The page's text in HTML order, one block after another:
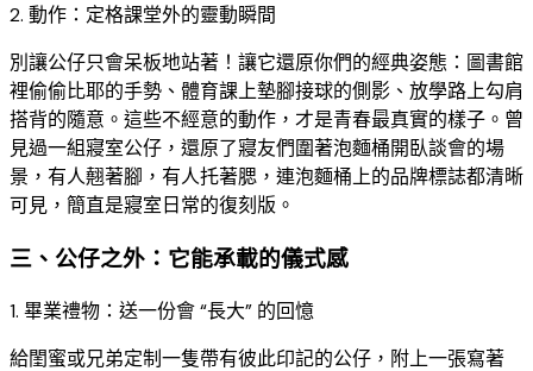
2. 動作：定格課堂外的靈動瞬間​
別讓公仔只會呆板地站著！讓它還原你們的經典姿態：圖書館
裡偷偷比耶的手勢、體育課上墊腳接球的側影、放學路上勾肩
搭背的隨意。這些不經意的動作，才是青春最真實的樣子。曾
見過一組寢室公仔，還原了寢友們圍著泡麵桶開臥談會的場
景，有人翹著腳，有人托著腮，連泡麵桶上的品牌標誌都清晰
可見，簡直是寢室日常的復刻版。​
三、公仔之外：它能承載的儀式感​
1. 畢業禮物：送一份會 “長大” 的回憶​
給閨蜜或兄弟定制一隻帶有彼此印記的公仔，附上一張寫著